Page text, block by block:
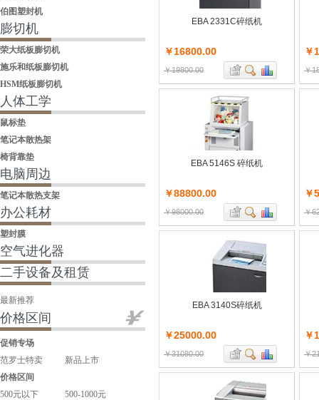
伯图塑封机
膨切机
荣大纸板膨切机
施乐和纸板膨切机
HSM纸板膨切机
人体工学
鼠标垫
笔记本散热架
椅背靠垫
电脑周边
笔记本散热支架
办公耗材
塑封膜
空气进化器
二手设备及租赁
最新推荐
价格区间
促销专场
范罗士特卖
新品上市
价格区间
500元以下
500-1000元
EBA 2331C碎纸机
￥16800.00
￥19800.00
￥
￥
EBA 5146S 碎纸机
￥88800.00
￥98000.00
￥
￥
EBA 3140S碎纸机
￥25000.00
￥31080.00
￥
￥